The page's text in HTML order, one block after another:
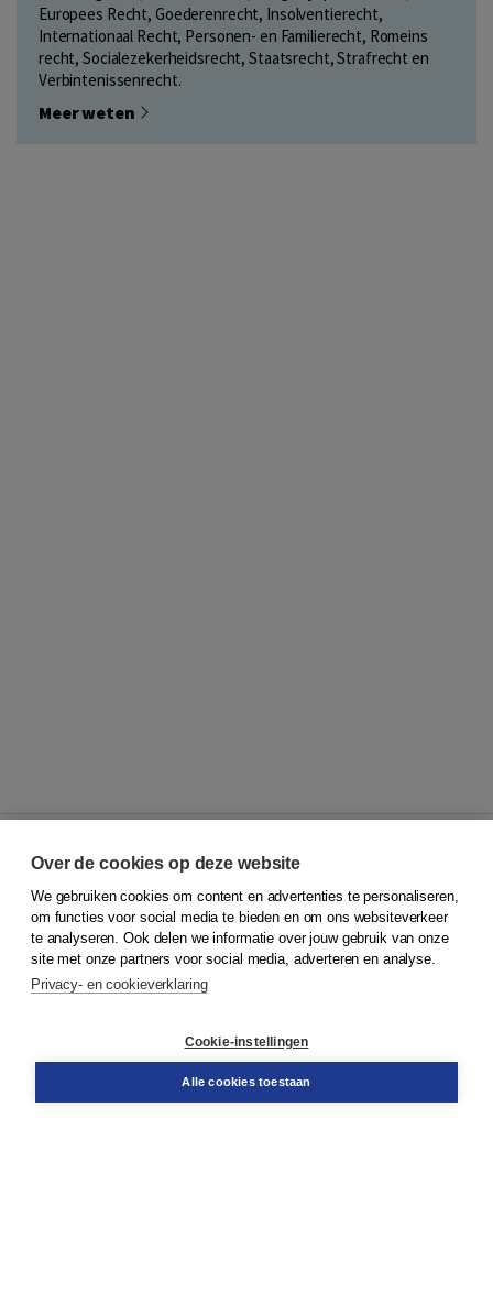
Europees Recht, Goederenrecht, Insolventierecht,
Internationaal Recht, Personen- en Familierecht, Romeins
recht, Socialezekerheidsrecht, Staatsrecht, Strafrecht en
Verbintenissenrecht.
Meer weten
© 2026Koninklijke Boom uitgevers
Klantenservice
Service & informatie
Contact
Over de cookies op deze website
We gebruiken cookies om content en advertenties te personaliseren,
om functies voor social media te bieden en om ons websiteverkeer
te analyseren. Ook delen we informatie over jouw gebruik van onze
site met onze partners voor social media, adverteren en analyse.
Privacy- en cookieverklaring
Cookie-instellingen
Alle cookies toestaan